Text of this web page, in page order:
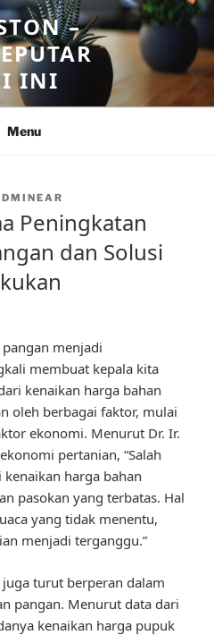
–
INI
Menu
Peningkatan
dan Solusi
menjadi
membuat kepala kita
kenaikan harga bahan
oleh berbagai faktor, mulai
ekonomi. Menurut Dr. Ir.
pertanian, “Salah
harga bahan
pasokan yang terbatas. Hal
yang tidak menentu,
menjadi terganggu.”
turut berperan dalam
pangan. Menurut data dari
kenaikan harga pupuk